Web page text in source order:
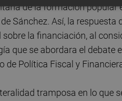
de la formación popular
Sánchez. Así, la respuesta
la financiación, al
que se abordara el debate
de Política Fiscal y
tramposa en lo que